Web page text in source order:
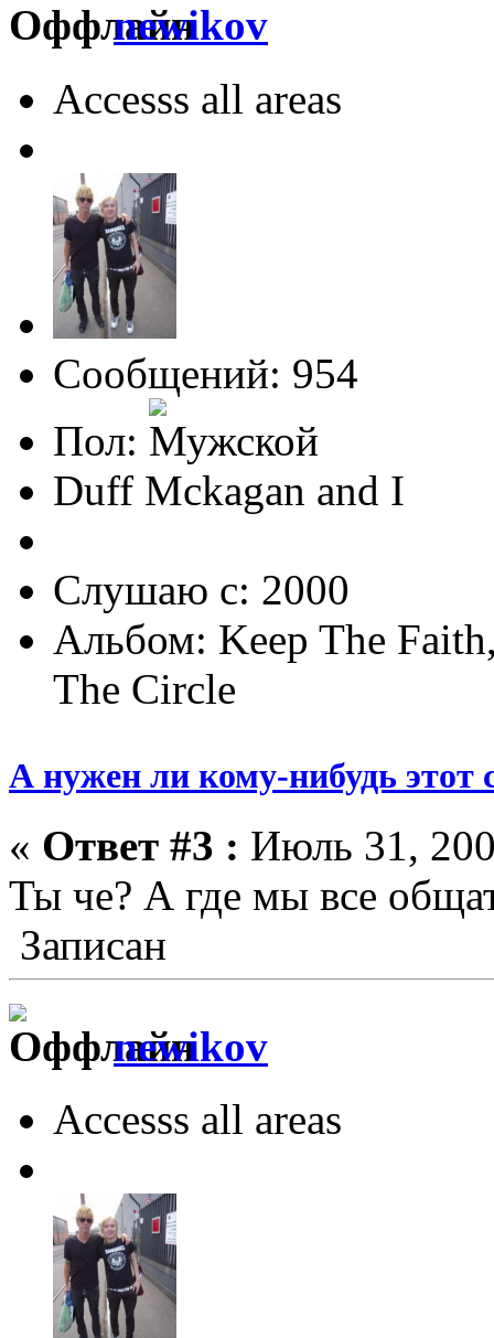
newikov
Accesss all areas
Сообщений: 954
Пол:
Duff Mckagan and I
Слушаю с: 2000
Альбом: Keep The
The Circle
А нужен ли кому-нибудь этот
« Ответ #3 : Июль 31,
Ты че? А где мы все
Записан
newikov
Accesss all areas